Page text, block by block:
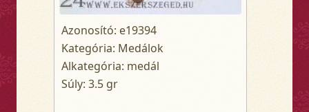
Azonosító: e19394
Kategória: Medálok
Alkategória: medál
Súly: 3.5 gr